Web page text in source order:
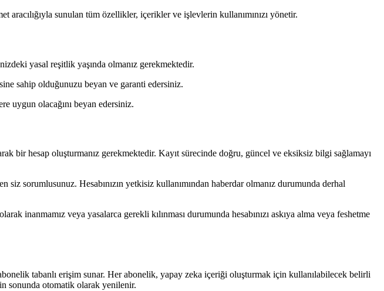
sunulan tüm özellikler, içerikler ve işlevlerin kullanımınızı yönetir.
yasal reşitlik yaşında olmanız gerekmektedir.
sahip olduğunuzu beyan ve garanti edersiniz.
uygun olacağını beyan edersiniz.
hesap oluşturmanız gerekmektedir. Kayıt sürecinde doğru, güncel ve eksiksiz bilgi sağlamayı
siz sorumlusunuz. Hesabınızın yetkisiz kullanımından haberdar olmanız durumunda derhal
inanmamız veya yasalarca gerekli kılınması durumunda hesabınızı askıya alma veya feshetme
tabanlı erişim sunar. Her abonelik, yapay zeka içeriği oluşturmak için kullanılabilecek belirli
sonunda otomatik olarak yenilenir.